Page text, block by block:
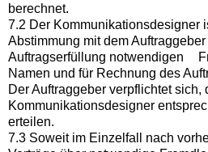
berechnet.
7.2 Der Kommunikationsdesigner
Abstimmung mit dem
Auftragserfüllung notwendigen
Namen und für Rechnung des
Der Auftraggeber verpflichtet
Kommunikationsdesigner
erteilen.
7.3 Soweit im Einzelfall nach